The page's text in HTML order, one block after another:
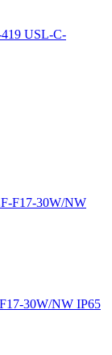
USL-C-
30W/NW IP65